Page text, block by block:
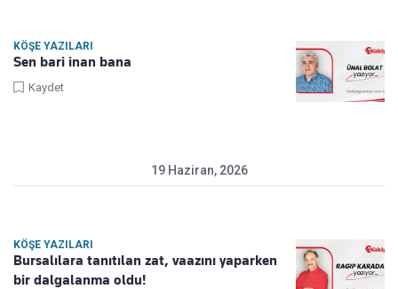
KÖŞE YAZILARI
Sen bari inan bana
Kaydet
19 Haziran, 2026
KÖŞE YAZILARI
Bursalılara tanıtılan zat, vaazını yaparken
bir dalgalanma oldu!